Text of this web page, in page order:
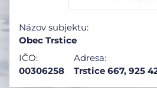
Názov subjektu:
Obec Trstice
IČO:
00306258
Adresa:
Trstice 667, 925